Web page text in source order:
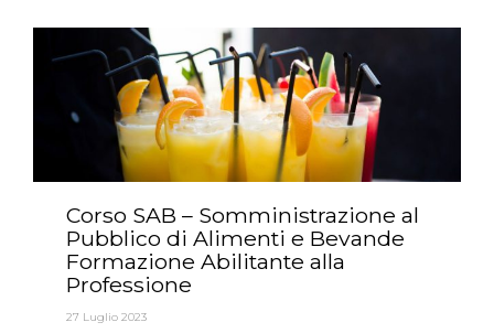
Corso SAB – Somministrazione al
Pubblico di Alimenti e Bevande
Formazione Abilitante alla
Professione
27 Luglio 2023